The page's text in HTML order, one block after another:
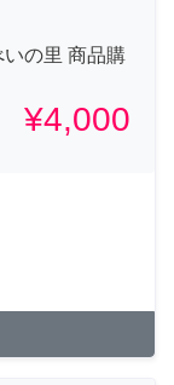
いの里 商品購
¥4,000